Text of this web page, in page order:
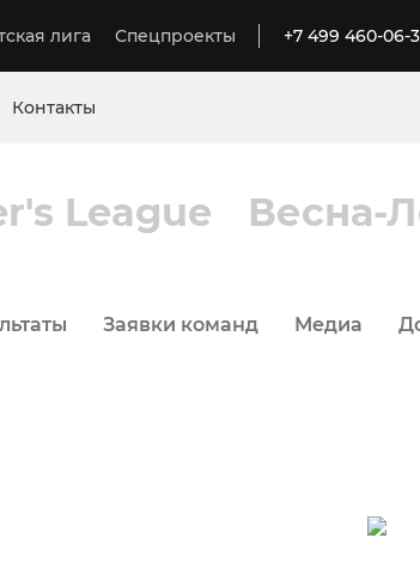
лига Спецпроекты +7 499 460-06-
Контакты
League
Весна-
Заявки команд Медиа